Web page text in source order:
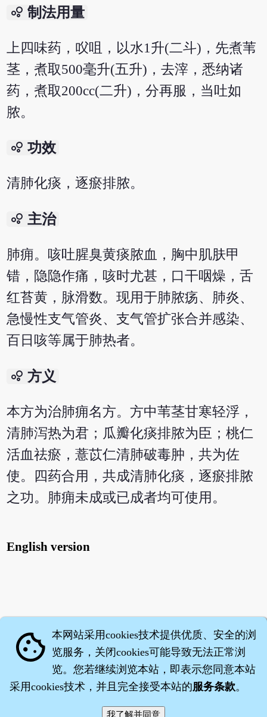
bubble_chart 制法用量
上四味药，㕮咀，以水1升(二斗)，先煮苇
茎，煮取500毫升(五升)，去滓，悉纳诸
药，煮取200cc(二升)，分再服，当吐如
脓。
bubble_chart 功效
清肺化痰，逐瘀排脓。
bubble_chart 主治
肺痈。咳吐腥臭黄痰脓血，胸中肌肤甲
错，隐隐作痛，咳时尤甚，口干咽燥，舌
红苔黄，脉滑数。现用于肺脓疡、肺炎、
急慢性支气管炎、支气管扩张合并感染、
百日咳等属于肺热者。
bubble_chart 方义
本方为治肺痈名方。方中苇茎甘寒轻浮，
清肺泻热为君；瓜瓣化痰排脓为臣；桃仁
活血祛瘀，薏苡仁清肺破毒肿，共为佐
使。四药合用，共成清肺化痰，逐瘀排脓
之功。肺痈未成或已成者均可使用。
English version
cookie 本网站采用cookies技术提供优质、安全的浏
览服务，关闭cookies可能导致无法正常浏
览。您若继续浏览本站，即表示您同意本站
采用cookies技术，并且完全接受本站的服务条款。